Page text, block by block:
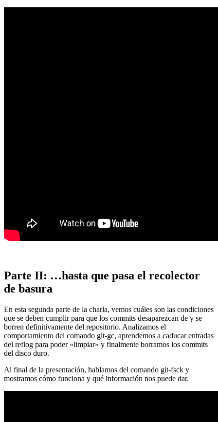
Parte II: …hasta que pasa el recolector
de basura
En esta segunda parte de la charla, vemos cuáles son las condiciones
que se deben cumplir para que los commits desaparezcan de y se
borren definitivamente del repositorio. Analizamos el
comportamiento del comando git-gc, aprendemos a caducar entradas
del reflog para poder «limpiar» y finalmente borramos los commits
del disco duro.
Al final de la presentación, hablamos del comando git-fsck y
mostramos cómo funciona y qué información nos puede dar.